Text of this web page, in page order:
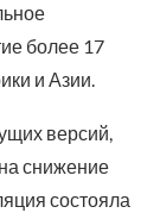
более 17
и Азии.
версий,
снижение
состояла